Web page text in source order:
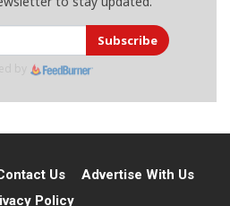
Subscribe
Us
Advertise With Us
Policy